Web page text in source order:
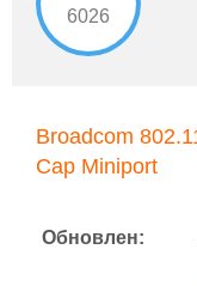
6026
Broadcom
Cap Miniport
Обновлен: